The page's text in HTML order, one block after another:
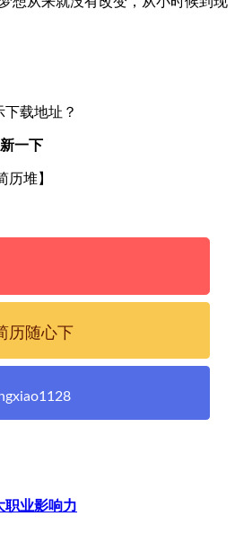
载地址？
一下
堆】
历随心下
职业影响力